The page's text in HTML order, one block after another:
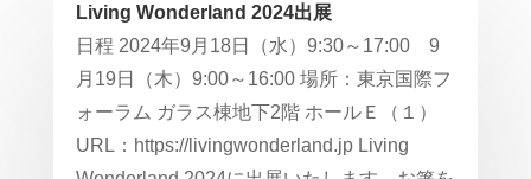
Living Wonderland 2024出展
日程 2024年9月18日（水）9:30～17:00 9
月19日（木）9:00～16:00 場所：東京国際フ
ォーラム ガラス棟地下2階 ホールＥ（１）
URL：https://livingwonderland.jp Living